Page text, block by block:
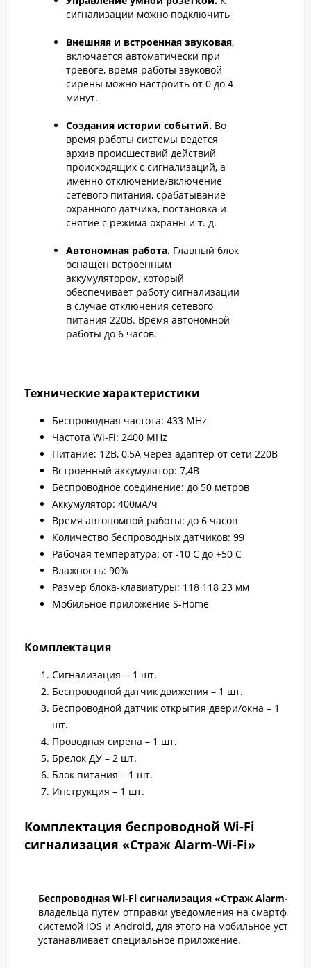
сигнализации можно подключить
Внешняя и встроенная звуковая,
включается автоматически при
тревоге, время работы звуковой
сирены можно настроить от 0 до 4
минут.
Создания истории событий. Во
время работы системы ведется
архив происшествий действий
происходящих с сигнализаций, а
именно отключение/включение
сетевого питания, срабатывание
охранного датчика, постановка и
снятие с режима охраны и т. д.
Автономная работа. Главный блок
оснащен встроенным
аккумулятором, который
обеспечивает работу сигнализации
в случае отключения сетевого
питания 220В. Время автономной
работы до 6 часов.
Технические характеристики
Беспроводная частота: 433 MHz
Частота Wi-Fi: 2400 MHz
Питание: 12В, 0,5А через адаптер от сети 220В
Встроенный аккумулятор: 7,4В
Беспроводное соединение: до 50 метров
Аккумулятор: 400мА/ч
Время автономной работы: до 6 часов
Количество беспроводных датчиков: 99
Рабочая температура: от -10 С до +50 С
Влажность: 90%
Размер блока-клавиатуры: 118 118 23 мм
Мобильное приложение S-Home
Комплектация
Сигнализация - 1 шт.
Беспроводной датчик движения – 1 шт.
Беспроводной датчик открытия двери/окна – 1
шт.
Проводная сирена – 1 шт.
Брелок ДУ – 2 шт.
Блок питания – 1 шт.
Инструкция – 1 шт.
Комплектация беспроводной Wi-Fi
сигнализация «Страж Alarm-Wi-Fi»
Беспроводная Wi-Fi сигнализация «Страж Alarm-Wi-
владельца путем отправки уведомления на смартфон
системой iOS и Android, для этого на мобильное
устанавливает специальное приложение.